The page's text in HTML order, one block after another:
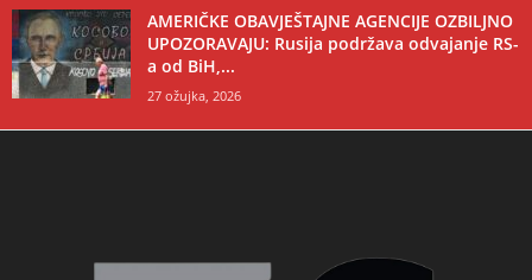
AMERIČKE OBAVJEŠTAJNE AGENCIJE OZBILJNO
UPOZORAVAJU: Rusija podržava odvajanje RS-
a od BiH,...
27 ožujka, 2026